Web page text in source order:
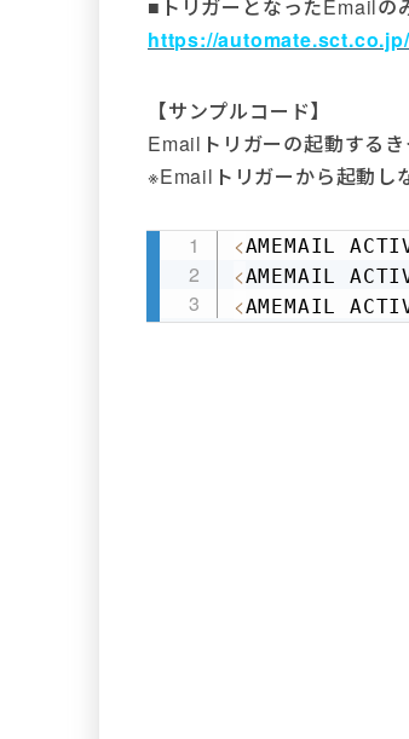
■トリガーとなったEmailの
https://
【サンプルコード】
Emailトリガーの起動する
※Emailトリガーから起動し
<AMEMAIL
<AMEMAIL
<AMEMAIL